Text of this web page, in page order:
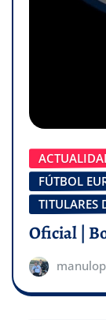
FÚTBOL
TITULARES
Oficial |